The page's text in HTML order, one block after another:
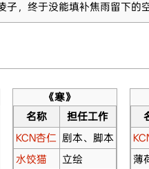
，终于没能填补焦雨留下的空
《寒》
名称
担任工作
KCN杏仁 剧本、脚本
水饺猫
立绘
薄